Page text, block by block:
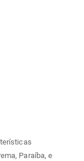
Paraíba, e